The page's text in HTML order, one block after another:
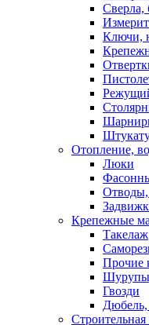
Сверла,
Ключи,
Отопление,
Люки
Отводы,
Крепежные
Такелаж
Прочие
Гвозди
Дюбель,
Строительная